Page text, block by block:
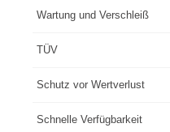
Wartung und Verschleiß
TÜV
Schutz vor Wertverlust
Schnelle Verfügbarkeit